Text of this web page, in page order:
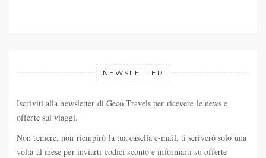
NEWSLETTER
Iscriviti alla newsletter di Geco Travels per ricevere le news e
offerte sui viaggi.
Non temere, non riempirò la tua casella e-mail, ti scriverò solo una
volta al mese per inviarti codici sconto e informarti su offerte